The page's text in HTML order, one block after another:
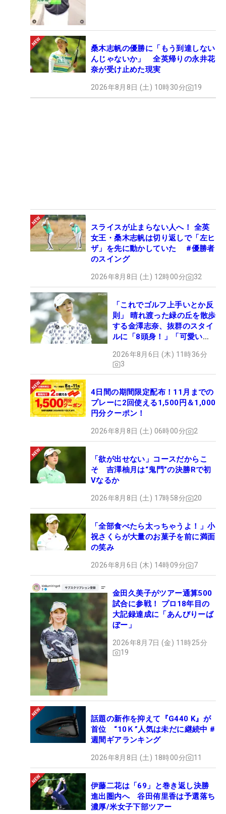
桑木志帆の優勝に「もう到達しない
んじゃないか」 全英帰りの永井花
奈が受け止めた現実
2026年8月8日 (土) 10時30分 19
スライスが止まらない人へ！ 全英
女王・桑木志帆は切り返しで「左ヒ
ザ」を先に動かしていた #優勝者
のスイング
2026年8月8日 (土) 12時00分 32
「これでゴルフ上手いとか反
則」 晴れ渡った緑の丘を散歩
する金澤志奈、抜群のスタイ
ルに「8頭身！」「可愛いに
2026年8月6日 (木) 11時36分
3
4日間の期間限定配布！11月までの
プレーに2回使える1,500円＆1,000
円分クーポン！
2026年8月8日 (土) 06時00分 2
「欲が出せない」コースだからこ
そ 吉澤柚月は“鬼門”の決勝Rで初
Vなるか
2026年8月8日 (土) 17時58分 20
「全部食べたら太っちゃうよ！」小
祝さくらが大量のお菓子を前に満面
の笑み
2026年8月6日 (木) 14時09分 7
金田久美子がツアー通算500
試合に参戦！ プロ18年目の
大記録達成に「あんびりーば
ぼー」
2026年8月7日 (金) 11時25分
19
話題の新作を抑えて『G440 K』が
首位 “10Ｋ”人気は未だに継続中 #
週間ギアランキング
2026年8月8日 (土) 18時00分 11
伊藤二花は「69」と巻き返し決勝
進出圏内へ 谷田侑里香は予選落ち
濃厚/米女子下部ツアー